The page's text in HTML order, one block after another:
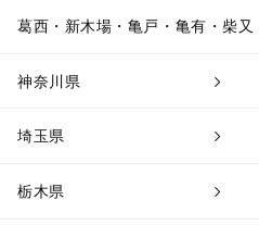
葛西・新木場・亀戸・亀有・柴又
神奈川県
埼玉県
栃木県